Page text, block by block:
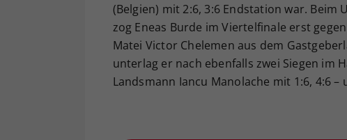
(Belgien) mit 2:6, 3:6 Endstation war. Beim
zog Eneas Burde im Viertelfinale erst
Matei Victor Chelemen aus dem
unterlag er nach ebenfalls zwei Siegen im
Landsmann Iancu Manolache mit 1:6, 4:6